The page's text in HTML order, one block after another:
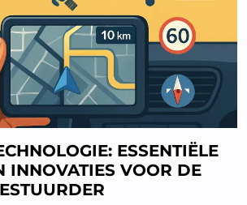
ESSENTIËLE
INNOVATIES VOOR DE